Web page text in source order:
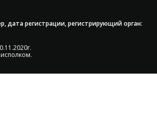
дата регистрации, регистрирующий орган: